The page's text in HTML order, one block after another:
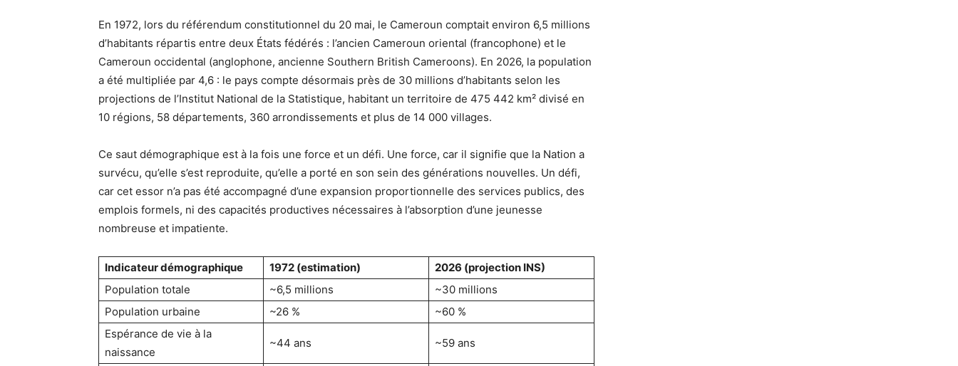
En 1972, lors du référendum constitutionnel du 20 mai, le Cameroun comptait environ 6,5 millions
d’habitants répartis entre deux États fédérés : l’ancien Cameroun oriental (francophone) et le
Cameroun occidental (anglophone, ancienne Southern British Cameroons). En 2026, la population
a été multipliée par 4,6 : le pays compte désormais près de 30 millions d’habitants selon les
projections de l’Institut National de la Statistique, habitant un territoire de 475 442 km² divisé en
10 régions, 58 départements, 360 arrondissements et plus de 14 000 villages.
Ce saut démographique est à la fois une force et un défi. Une force, car il signifie que la Nation a
survécu, qu’elle s’est reproduite, qu’elle a porté en son sein des générations nouvelles. Un défi,
car cet essor n’a pas été accompagné d’une expansion proportionnelle des services publics, des
emplois formels, ni des capacités productives nécessaires à l’absorption d’une jeunesse
nombreuse et impatiente.
Indicateur démographique 1972 (estimation)
2026 (projection INS)
Population totale
~6,5 millions
~30 millions
Population urbaine
~26 %
~60 %
Espérance de vie à la
naissance
~44 ans ~59 ans